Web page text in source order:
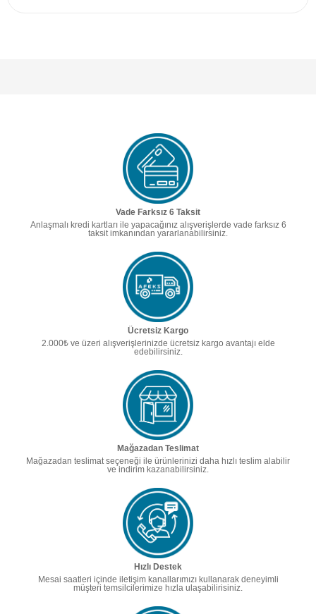
Vade Farksız 6 Taksit
Anlaşmalı kredi kartları ile yapacağınız alışverişlerde vade farksız 6
taksit imkanından yararlanabilirsiniz.
Ücretsiz Kargo
2.000₺ ve üzeri alışverişlerinizde ücretsiz kargo avantajı elde
edebilirsiniz.
Mağazadan Teslimat
Mağazadan teslimat seçeneği ile ürünlerinizi daha hızlı teslim alabilir
ve indirim kazanabilirsiniz.
Hızlı Destek
Mesai saatleri içinde iletişim kanallarımızı kullanarak deneyimli
müşteri temsilcilerimize hızla ulaşabilirisiniz.